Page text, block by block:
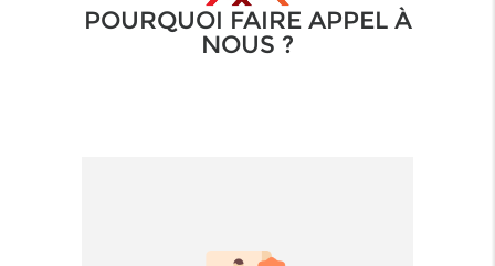
POURQUOI FAIRE APPEL À
NOUS ?